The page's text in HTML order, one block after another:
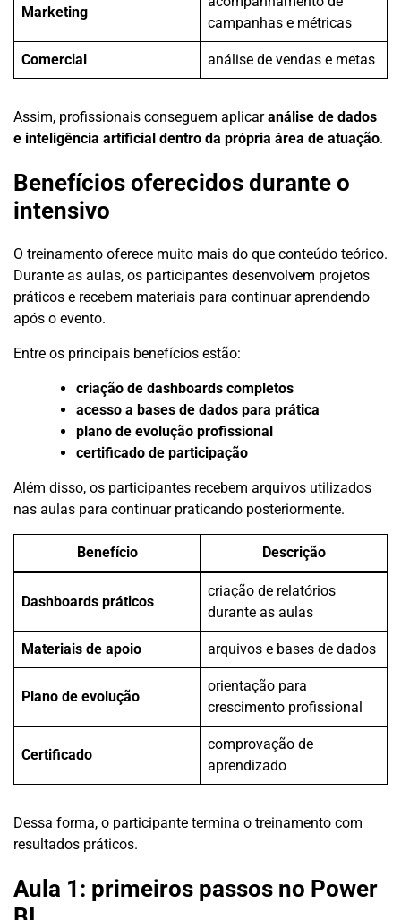
Marketing
campanhas e métricas
Comercial análise de vendas e metas
Assim, profissionais conseguem aplicaranálise de dados
e inteligência artificial dentro da própria área de atuação.
Benefícios oferecidos durante o
intensivo
O treinamento oferece muito mais do que conteúdo teórico.
Durante as aulas, os participantes desenvolvem projetos
práticos e recebem materiais para continuar aprendendo
após o evento.
Entre os principais benefícios estão:
criação de dashboards completos
acesso a bases de dados para prática
plano de evolução profissional
certificado de participação
Além disso, os participantes recebem arquivos utilizados
nas aulas para continuar praticando posteriormente.
Benefício Descrição
Dashboards práticos
criação de relatórios
durante as aulas
Materiais de apoio arquivos e bases de dados
Plano de evolução
orientação para
crescimento profissional
Certificado
comprovação de
aprendizado
Dessa forma, o participante termina o treinamento com
resultados práticos.
Aula 1: primeiros passos no Power